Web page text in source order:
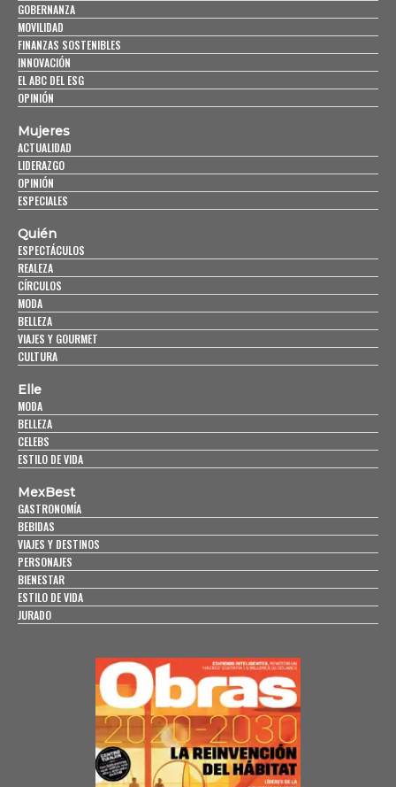
GOBERNANZA
MOVILIDAD
FINANZAS SOSTENIBLES
INNOVACIÓN
EL ABC DEL ESG
OPINIÓN
Mujeres
ACTUALIDAD
LIDERAZGO
OPINIÓN
ESPECIALES
Quién
ESPECTÁCULOS
REALEZA
CÍRCULOS
MODA
BELLEZA
VIAJES Y GOURMET
CULTURA
Elle
MODA
BELLEZA
CELEBS
ESTILO DE VIDA
MexBest
GASTRONOMÍA
BEBIDAS
VIAJES Y DESTINOS
PERSONAJES
BIENESTAR
ESTILO DE VIDA
JURADO